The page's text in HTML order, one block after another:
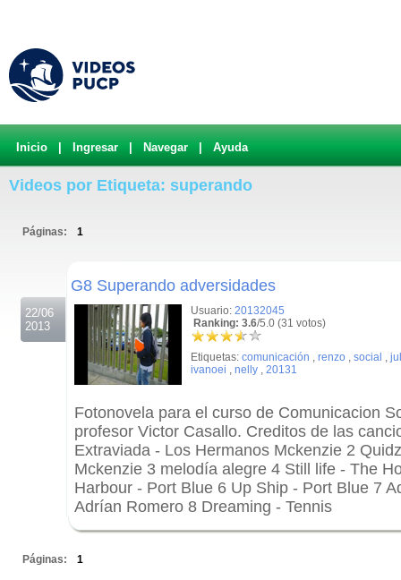
Inicio Ingresar Navegar Ayuda
Videos por Etiqueta: superando
Páginas: 1
22/06
2013
G8 Superando adversidades
Usuario: 20132045
Ranking: 3.6/5.0 (31 votos)
Etiquetas: comunicación , renzo , social ,
ivanoei , nelly , 20131
Fotonovela para el curso de Comunicacion
profesor Victor Casallo. Creditos de las
Extraviada - Los Hermanos Mckenzie 2
Mckenzie 3 melodía alegre 4 Still life - The
Harbour - Port Blue 6 Up Ship - Port Blue 7
Adrían Romero 8 Dreaming - Tennis
Páginas: 1